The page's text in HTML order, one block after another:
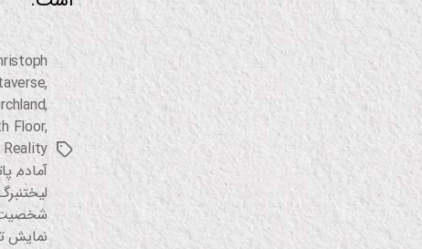
برچسب‌ها
,
,
Floor,
آماده,
شخصیت
نمایش